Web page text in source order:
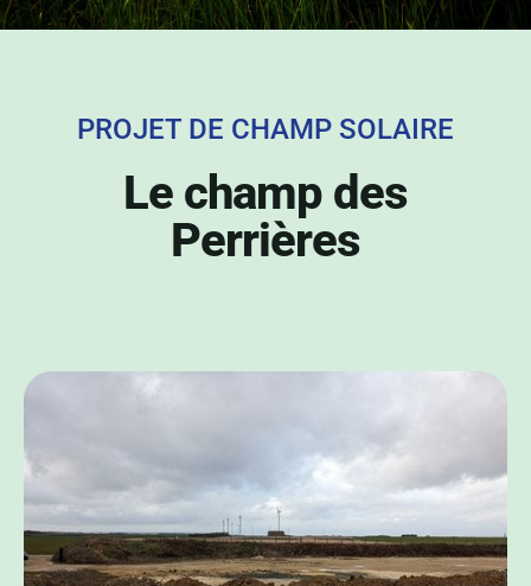
PROJET DE CHAMP SOLAIRE
Le champ des
Perrières